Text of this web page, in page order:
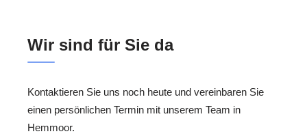
Wir sind für Sie da
Kontaktieren Sie uns noch heute und vereinbaren Sie
einen persönlichen Termin mit unserem Team in
Hemmoor.